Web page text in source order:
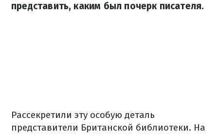
представить, каким был почерк писателя.
Рассекретили эту особую деталь
представители Британской библиотеки. На